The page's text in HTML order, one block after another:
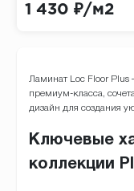
1 430 ₽/м2
Ламинат Loc Floor
премиум-класса,
дизайн для создания
Ключевые
коллекции